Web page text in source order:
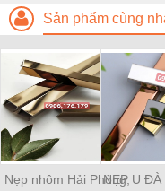
Sản phẩm cùng
Nẹp nhôm Hải Phòng,NẸP U ĐÀ